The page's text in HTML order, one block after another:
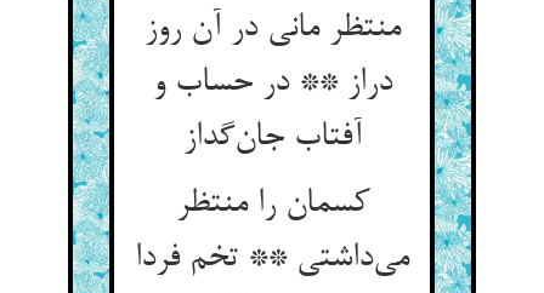
منتظر مانی در آن روز
دراز ** در حساب و
آفتاب جان‌گداز
کسمان را منتظر
می‌داشتی ** تخم فردا